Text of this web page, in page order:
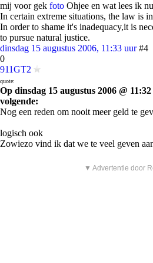
mij voor gek foto Ohjee en wat lees ik
In certain extreme situations, the law is
In order to shame it's inadequacy,it is
to pursue natural justice.
dinsdag 15 augustus 2006, 11:33 uur #4
0
911GT2
quote:
Op dinsdag 15 augustus 2006 @
volgende:
Nog een reden om nooit meer geld te
logisch ook
Zowiezo vind ik dat we te veel geven
▼ Advertentie door